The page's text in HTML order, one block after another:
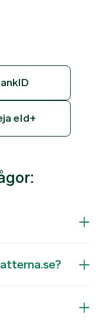
eId+